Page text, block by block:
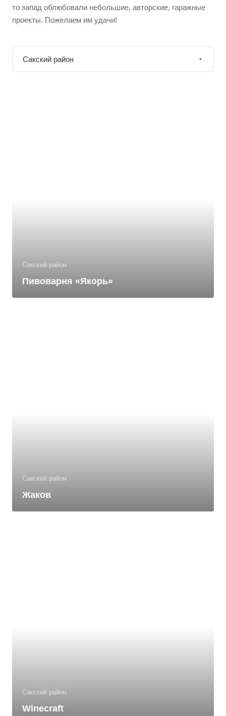
то запад облюбовали небольшие, авторские, гаражные
проекты. Пожелаем им удачи!
Сакский район
Сакский район
Пивоварня «Якорь»
Сакский район
Жаков
Сакский район
Winecraft